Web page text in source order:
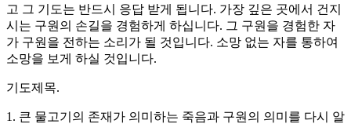
고 그 기도는 반드시 응답 받게 됩니다. 가장 깊은 곳에서 건지
시는 구원의 손길을 경험하게 하십니다. 그 구원을 경험한 자
가 구원을 전하는 소리가 될 것입니다. 소망 없는 자를 통하여
소망을 보게 하실 것입니다.
기도제목.
1. 큰 물고기의 존재가 의미하는 죽음과 구원의 의미를 다시 알